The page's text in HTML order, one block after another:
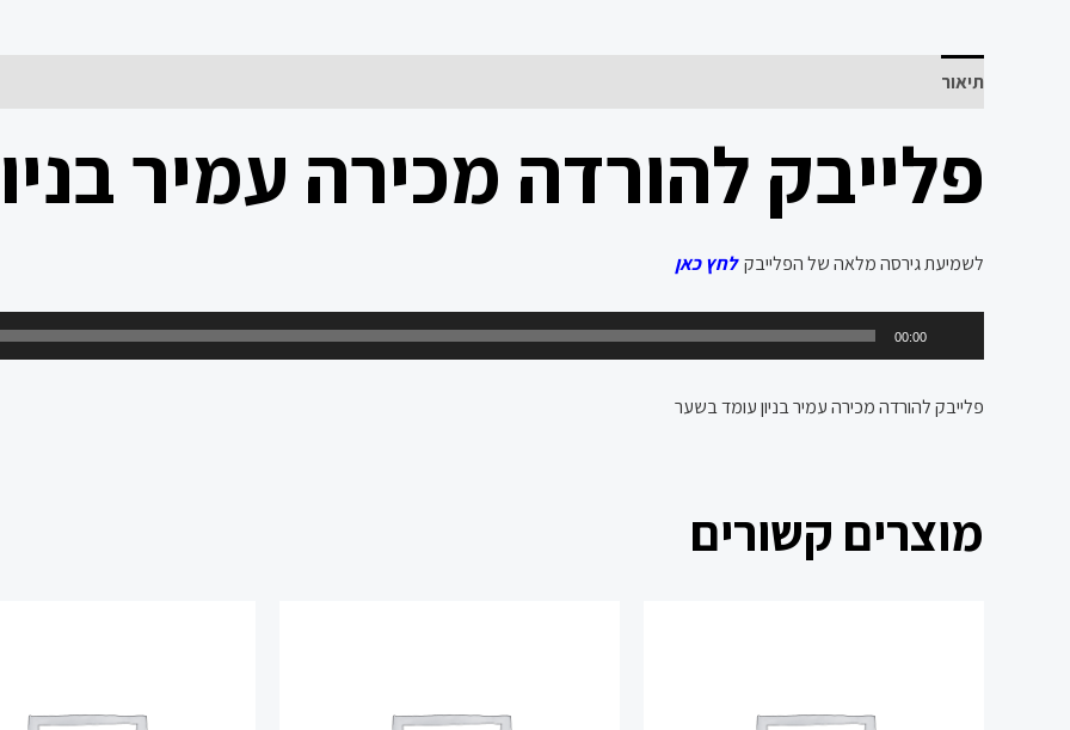
תיאור
פלייבק להורדה מכירה עמיר
לשמיעת גירסה מלאה של הפלייבקלחץ כאן
אודיו
00:00
פלייבק להורדה מכירה עמיר בניון עומד בשער
מוצרים קשורים